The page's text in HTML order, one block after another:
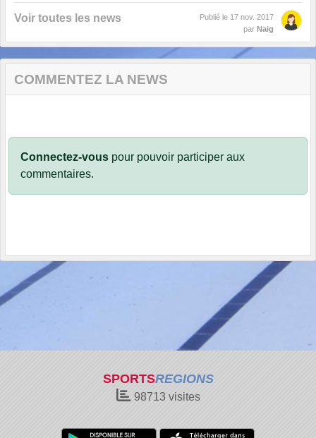
Voir toutes les news Publié le 17 nov. 2017
par Naig
COMMENTEZ LA NEWS
Connectez-vous pour pouvoir participer aux
commentaires.
SPORTSREGIONS
98713visites